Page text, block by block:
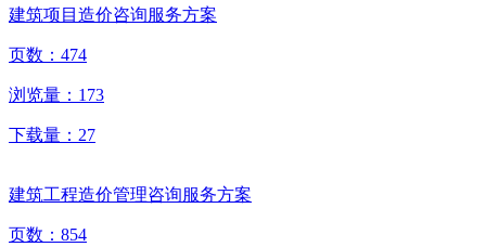
建筑项目造价咨询服务方案
页数： 474
浏览量： 173
下载量： 27
建筑工程造价管理咨询服务方案
页数： 854